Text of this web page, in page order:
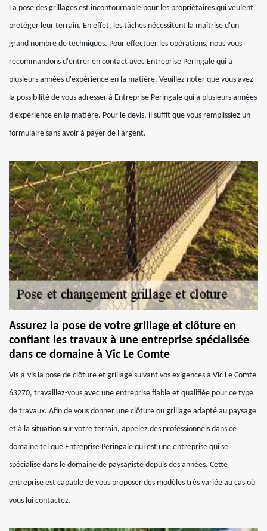
La pose des grillages est incontournable pour les propriétaires qui veulent
protéger leur terrain. En effet, les tâches nécessitent la maîtrise d'un
grand nombre de techniques. Pour effectuer les opérations, nous vous
recommandons d'entrer en contact avec Entreprise Peringale qui a
plusieurs années d'expérience en la matière. Veuillez noter que vous avez
la possibilité de vous adresser à Entreprise Peringale qui a plusieurs années
d'expérience en la matière. Pour le devis, il suffit que vous remplissiez un
formulaire sans avoir à payer de l'argent.
Assurez la pose de votre grillage et clôture en
confiant les travaux à une entreprise spécialisée
dans ce domaine à Vic Le Comte
Vis-à-vis la pose de clôture et grillage suivant vos exigences à Vic Le Comte
63270, travaillez-vous avec une entreprise fiable et qualifiée pour ce type
de travaux. Afin de vous donner une clôture ou grillage adapté au paysage
et à la situation sur votre terrain, appelez des professionnels dans ce
domaine tel que Entreprise Peringale qui est une entreprise qui se
spécialise dans le domaine de paysagiste depuis des années. Cette
entreprise est capable de vous proposer des modèles très variée au cas où
vous lui contactez.